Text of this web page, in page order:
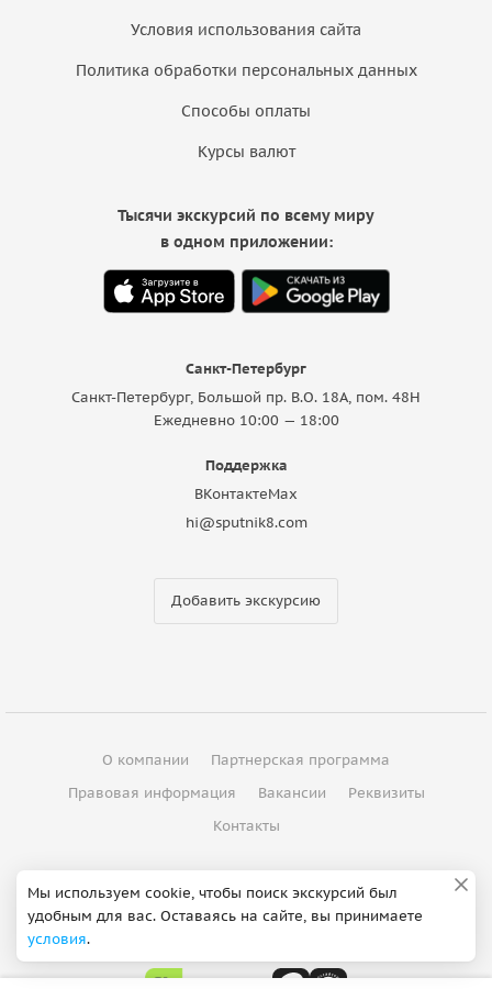
Условия использования сайта
Политика обработки персональных данных
Способы оплаты
Курсы валют
Санкт-Петербург
Санкт-Петербург, Большой пр. В.О. 18A, пом. 48Н
Ежедневно 10:00 — 18:00
Поддержка
ВКонтактеMax
hi@sputnik8.com
Добавить экскурсию
Тысячи экскурсий по всему миру
в одном приложении:
О компании
Партнерская программа
Правовая информация
Вакансии
Реквизиты
Контакты
© 2012 - 2026 ООО "Спутник"
Сделано в Петербурге
Мы используем cookie, чтобы поиск экскурсий был
удобным для вас. Оставаясь на сайте, вы принимаете
условия.